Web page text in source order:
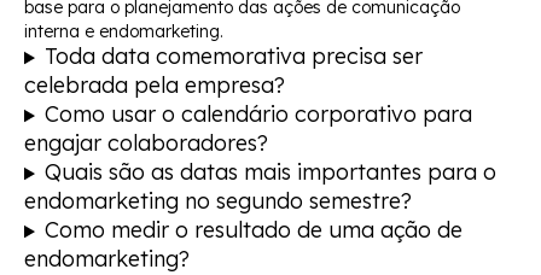
base para o planejamento das ações de comunicação
interna e endomarketing.
Toda data comemorativa precisa ser
celebrada pela empresa?
Como usar o calendário corporativo para
engajar colaboradores?
Quais são as datas mais importantes para o
endomarketing no segundo semestre?
Como medir o resultado de uma ação de
endomarketing?